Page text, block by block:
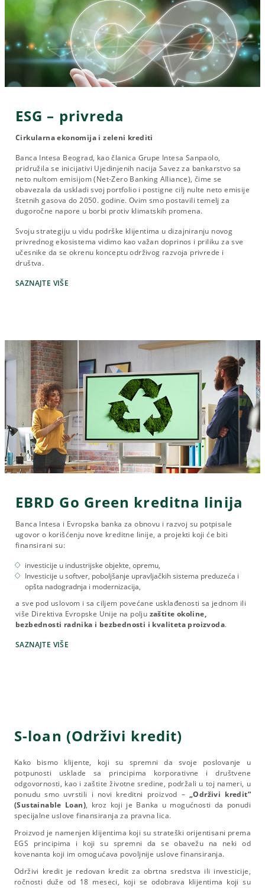
ESG – privreda
Cirkularna ekonomija i zeleni krediti
Banca Intesa Beograd, kao članica Grupe Intesa Sanpaolo,
pridružila se inicijativi Ujedinjenih nacija Savez za bankarstvo sa
neto nultom emisijom (Net-Zero Banking Alliance), čime se
obavezala da uskladi svoj portfolio i postigne cilj nulte neto emisije
štetnih gasova do 2050. godine. Ovim smo postavili temelj za
dugoročne napore u borbi protiv klimatskih promena.
Svoju strategiju u vidu podrške klijentima u dizajniranju novog
privrednog ekosistema vidimo kao važan doprinos i priliku za sve
učesnike da se okrenu konceptu održivog razvoja privrede i
društva.
SAZNAJTE VIŠE
EBRD Go Green kreditna linija
Banca Intesa i Evropska banka za obnovu i razvoj su potpisale
ugovor o korišćenju nove kreditne linije, a projekti koji će biti
finansirani su:
investicije u industrijske objekte, opremu,
Investicije u softver, poboljšanje upravljačkih sistema preduzeća i
opšta nadogradnja i modernizacija,
a sve pod uslovom i sa ciljem povećane usklađenosti sa jednom ili
više Direktiva Evropske Unije na polju zaštite okoline,
bezbednosti radnika i bezbednosti i kvaliteta proizvoda.
SAZNAJTE VIŠE
S-loan (Održivi kredit)
Kako bismo klijente, koji su spremni da svoje poslovanje u
potpunosti usklade sa principima korporativne i društvene
odgovornosti, kao i zaštite životne sredine, podržali u toj nameri, u
ponudu smo uvrstili i novi kreditni proizvod –„Održivi kredit“
(Sustainable Loan), kroz koji je Banka u mogućnosti da ponudi
specijalne uslove finansiranja za pravna lica.
Proizvod je namenjen klijentima koji su strateški orijentisani prema
EGS principima i koji su spremni da se obavežu na neki od
kovenanta koji im omogućava povoljnije uslove finansiranja.
Održivi kredit je redovan kredit za obrtna sredstva ili investicije,
ročnosti duže od 18 meseci, koji se odobrava klijentima koji su